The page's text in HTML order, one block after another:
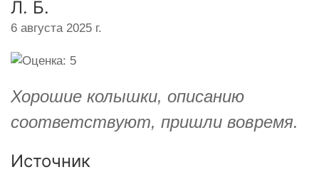
Л. Б.
6 августа 2025 г.
Хорошие колышки, описанию
соответствуют, пришли вовремя.
Источник